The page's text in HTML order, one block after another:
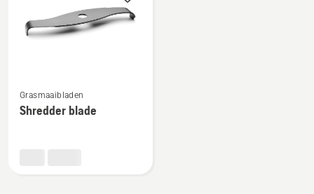
meer
details
Grasmaaibladen
Shredder blade